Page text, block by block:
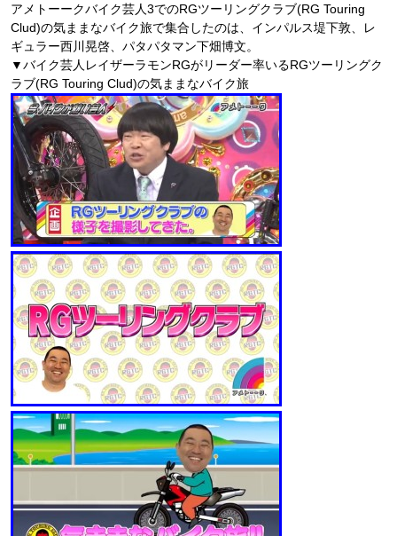
アメトーークバイク芸人3でのRGツーリングクラブ(RG Touring
Clud)の気ままなバイク旅で集合したのは、インパルス堤下敦、レ
ギュラー西川晃啓、パタパタマン下畑博文。
▼バイク芸人レイザーラモンRGがリーダー率いるRGツーリングク
ラブ(RG Touring Clud)の気ままなバイク旅